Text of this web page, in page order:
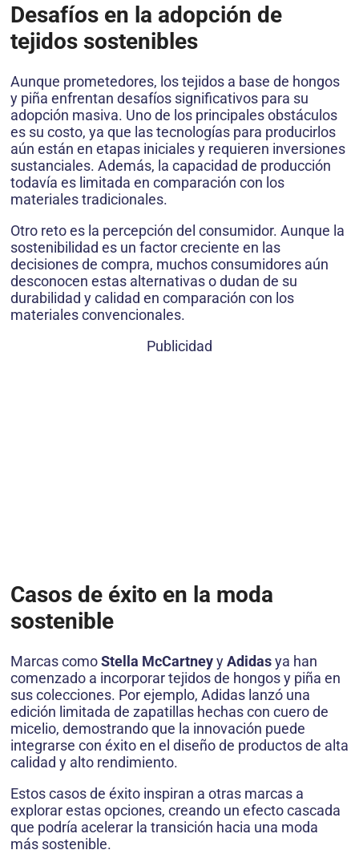
Desafíos en la adopción de
tejidos sostenibles
Aunque prometedores, los tejidos a base de hongos
y piña enfrentan desafíos significativos para su
adopción masiva. Uno de los principales obstáculos
es su costo, ya que las tecnologías para producirlos
aún están en etapas iniciales y requieren inversiones
sustanciales. Además, la capacidad de producción
todavía es limitada en comparación con los
materiales tradicionales.
Otro reto es la percepción del consumidor. Aunque la
sostenibilidad es un factor creciente en las
decisiones de compra, muchos consumidores aún
desconocen estas alternativas o dudan de su
durabilidad y calidad en comparación con los
materiales convencionales.
Publicidad
Casos de éxito en la moda
sostenible
Marcas comoStella McCartneyyAdidasya han
comenzado a incorporar tejidos de hongos y piña en
sus colecciones. Por ejemplo, Adidas lanzó una
edición limitada de zapatillas hechas con cuero de
micelio, demostrando que la innovación puede
integrarse con éxito en el diseño de productos de alta
calidad y alto rendimiento.
Estos casos de éxito inspiran a otras marcas a
explorar estas opciones, creando un efecto cascada
que podría acelerar la transición hacia una moda
más sostenible.